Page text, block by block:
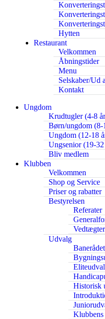
Hytten
Restaurant
Velkommen
Åbningstider
Menu
Selskaber/Ud
Kontakt
Ungdom
Krudtugler (4-8
Børn/ungdom (8-
Ungdom (12-18
Ungsenior (19-
Bliv medlem
Klubben
Velkommen
Shop og Service
Priser og rabatter
Bestyrelsen
Referater
Udvalg
Banerådet
Historisk
Klubbens